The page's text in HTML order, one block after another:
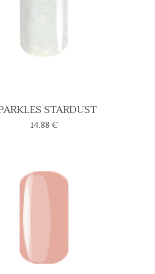
STARDUST
14.88 €